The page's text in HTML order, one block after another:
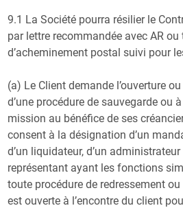
9.1 La Société pourra résilier le
par lettre recommandée avec AR
d’acheminement postal suivi pour
(a) Le Client demande l’ouverture
d’une procédure de sauvegarde ou à
mission au bénéfice de ses
consent à la désignation d’un
d’un liquidateur, d’un
représentant ayant les fonctions
toute procédure de redressement
est ouverte à l’encontre du client